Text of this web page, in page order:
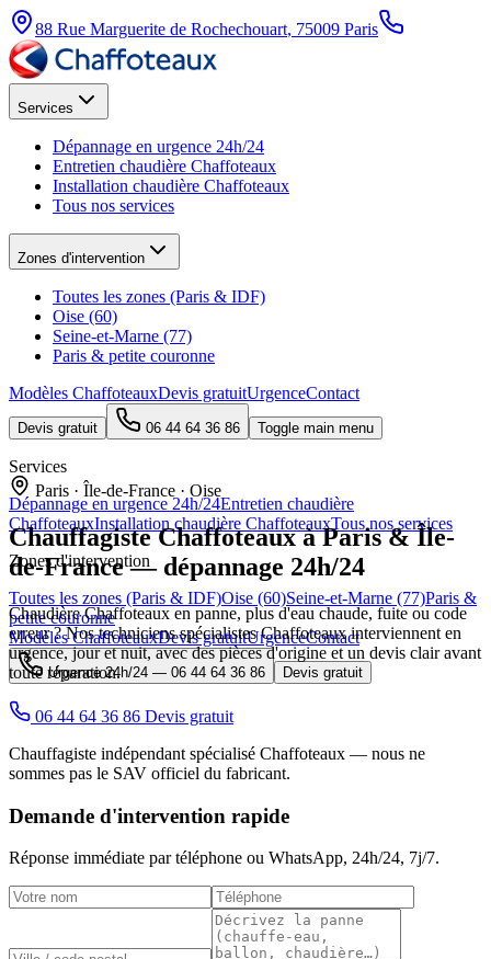
88 Rue Marguerite de Rochechouart, 75009 Paris
Services
Dépannage en urgence 24h/24
Entretien chaudière Chaffoteaux
Installation chaudière Chaffoteaux
Tous nos services
Zones d'intervention
Toutes les zones (Paris & IDF)
Oise (60)
Seine-et-Marne (77)
Paris & petite couronne
Modèles ChaffoteauxDevis gratuitUrgenceContact
Devis gratuit 06 44 64 36 86 Toggle main menu
Services
Dépannage en urgence 24h/24Entretien chaudière
ChaffoteauxInstallation chaudière ChaffoteauxTous nos services
Zones d'intervention
Toutes les zones (Paris & IDF)Oise (60)Seine-et-Marne (77)Paris &
petite couronne
Modèles ChaffoteauxDevis gratuitUrgenceContact
Urgence 24h/24 — 06 44 64 36 86 Devis gratuit
Paris · Île-de-France · Oise
ChauffagisteChaffoteauxà Paris & Île-
de-France — dépannage 24h/24
Chaudière Chaffoteaux en panne, plus d'eau chaude, fuite ou code
erreur ? Nos techniciens spécialistes Chaffoteaux interviennent en
urgence, jour et nuit, avec des pièces d'origine et un devis clair avant
toute réparation.
06 44 64 36 86 Devis gratuit
Chauffagiste indépendant spécialisé Chaffoteaux — nous ne
sommes pas le SAV officiel du fabricant.
Demande d'intervention rapide
Réponse immédiate par téléphone ou WhatsApp, 24h/24, 7j/7.